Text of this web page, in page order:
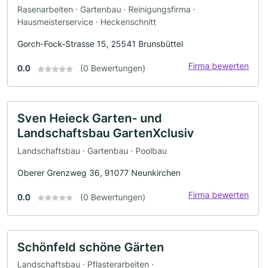
Rasenarbeiten · Gartenbau · Reinigungsfirma ·
Hausmeisterservice · Heckenschnitt
Gorch-Fock-Strasse 15, 25541 Brunsbüttel
0.0 (0 Bewertungen) Firma bewerten
Sven Heieck Garten- und
Landschaftsbau GartenXclusiv
Landschaftsbau · Gartenbau · Poolbau
Oberer Grenzweg 36, 91077 Neunkirchen
0.0 (0 Bewertungen) Firma bewerten
Schönfeld schöne Gärten
Landschaftsbau · Pflasterarbeiten ·